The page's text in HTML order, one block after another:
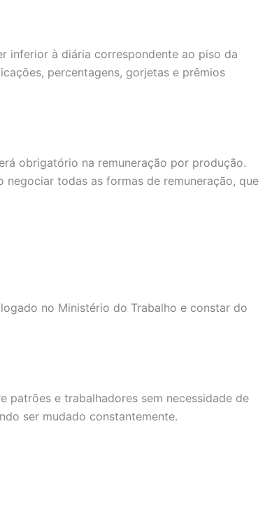
inferior à diária correspondente ao piso da
percentagens, gorjetas e prêmios
obrigatório na remuneração por produção.
todas as formas de remuneração, que
no Ministério do Trabalho e constar do
patrões e trabalhadores sem necessidade de
ser mudado constantemente.